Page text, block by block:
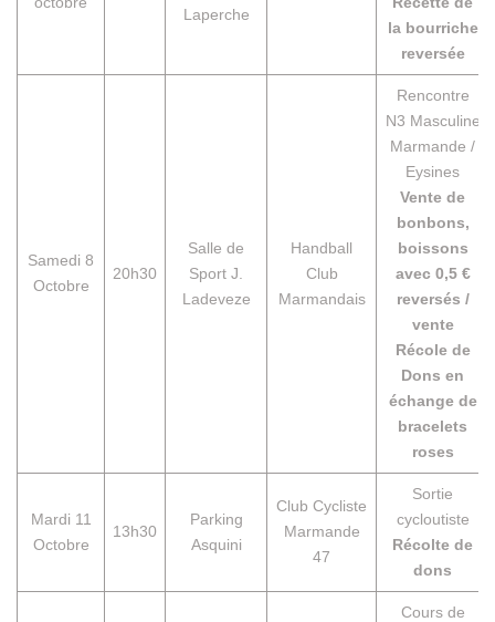
Laperche
la bourriche
reversée
Samedi 8
Octobre
20h30
Salle de
Sport J.
Ladeveze
Handball
Club
Marmandais
Rencontre
N3 Masculine
Marmande /
Eysines
Vente de
bonbons,
boissons
avec 0,5 €
reversés /
vente
Récole de
Dons en
échange de
bracelets
roses
Mardi 11
Octobre
13h30
Parking
Asquini
Club Cycliste
Marmande
47
Sortie
cycloutiste
Récolte de
dons
Cours de